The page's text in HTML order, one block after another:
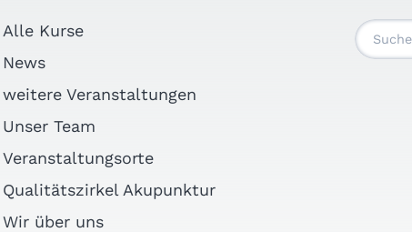
Alle Kurse
News
weitere Veranstaltungen
Unser Team
Veranstaltungsorte
Qualitätszirkel Akupunktur
Wir über uns